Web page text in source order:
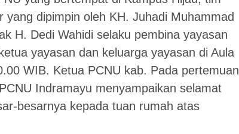
dipimpin oleh KH. Juhadi Muhammad
H. Dedi Wahidi selaku pembina yayasan
yayasan dan keluarga yayasan di Aula
WIB. Ketua PCNU kab. Pada pertemuan
Indramayu menyampaikan selamat
besarnya kepada tuan rumah atas